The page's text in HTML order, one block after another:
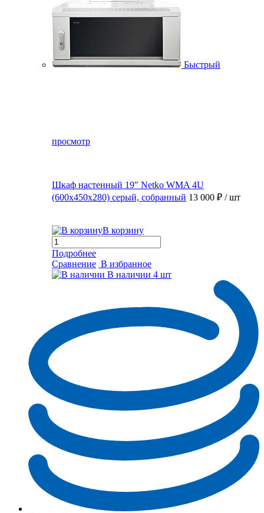
Быстрый
просмотр
Шкаф настенный 19″ Netko WMA 4U
(600x450x280) серый, собранный 13 000 ₽ / шт
В корзину
Подробнее
Сравнение В избранное
В наличии 4 шт